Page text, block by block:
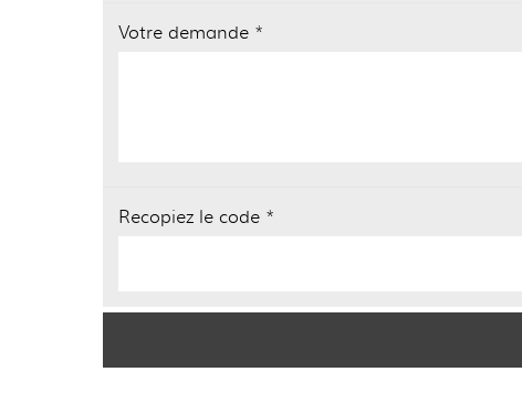
Votre demande *
Recopiez le code *